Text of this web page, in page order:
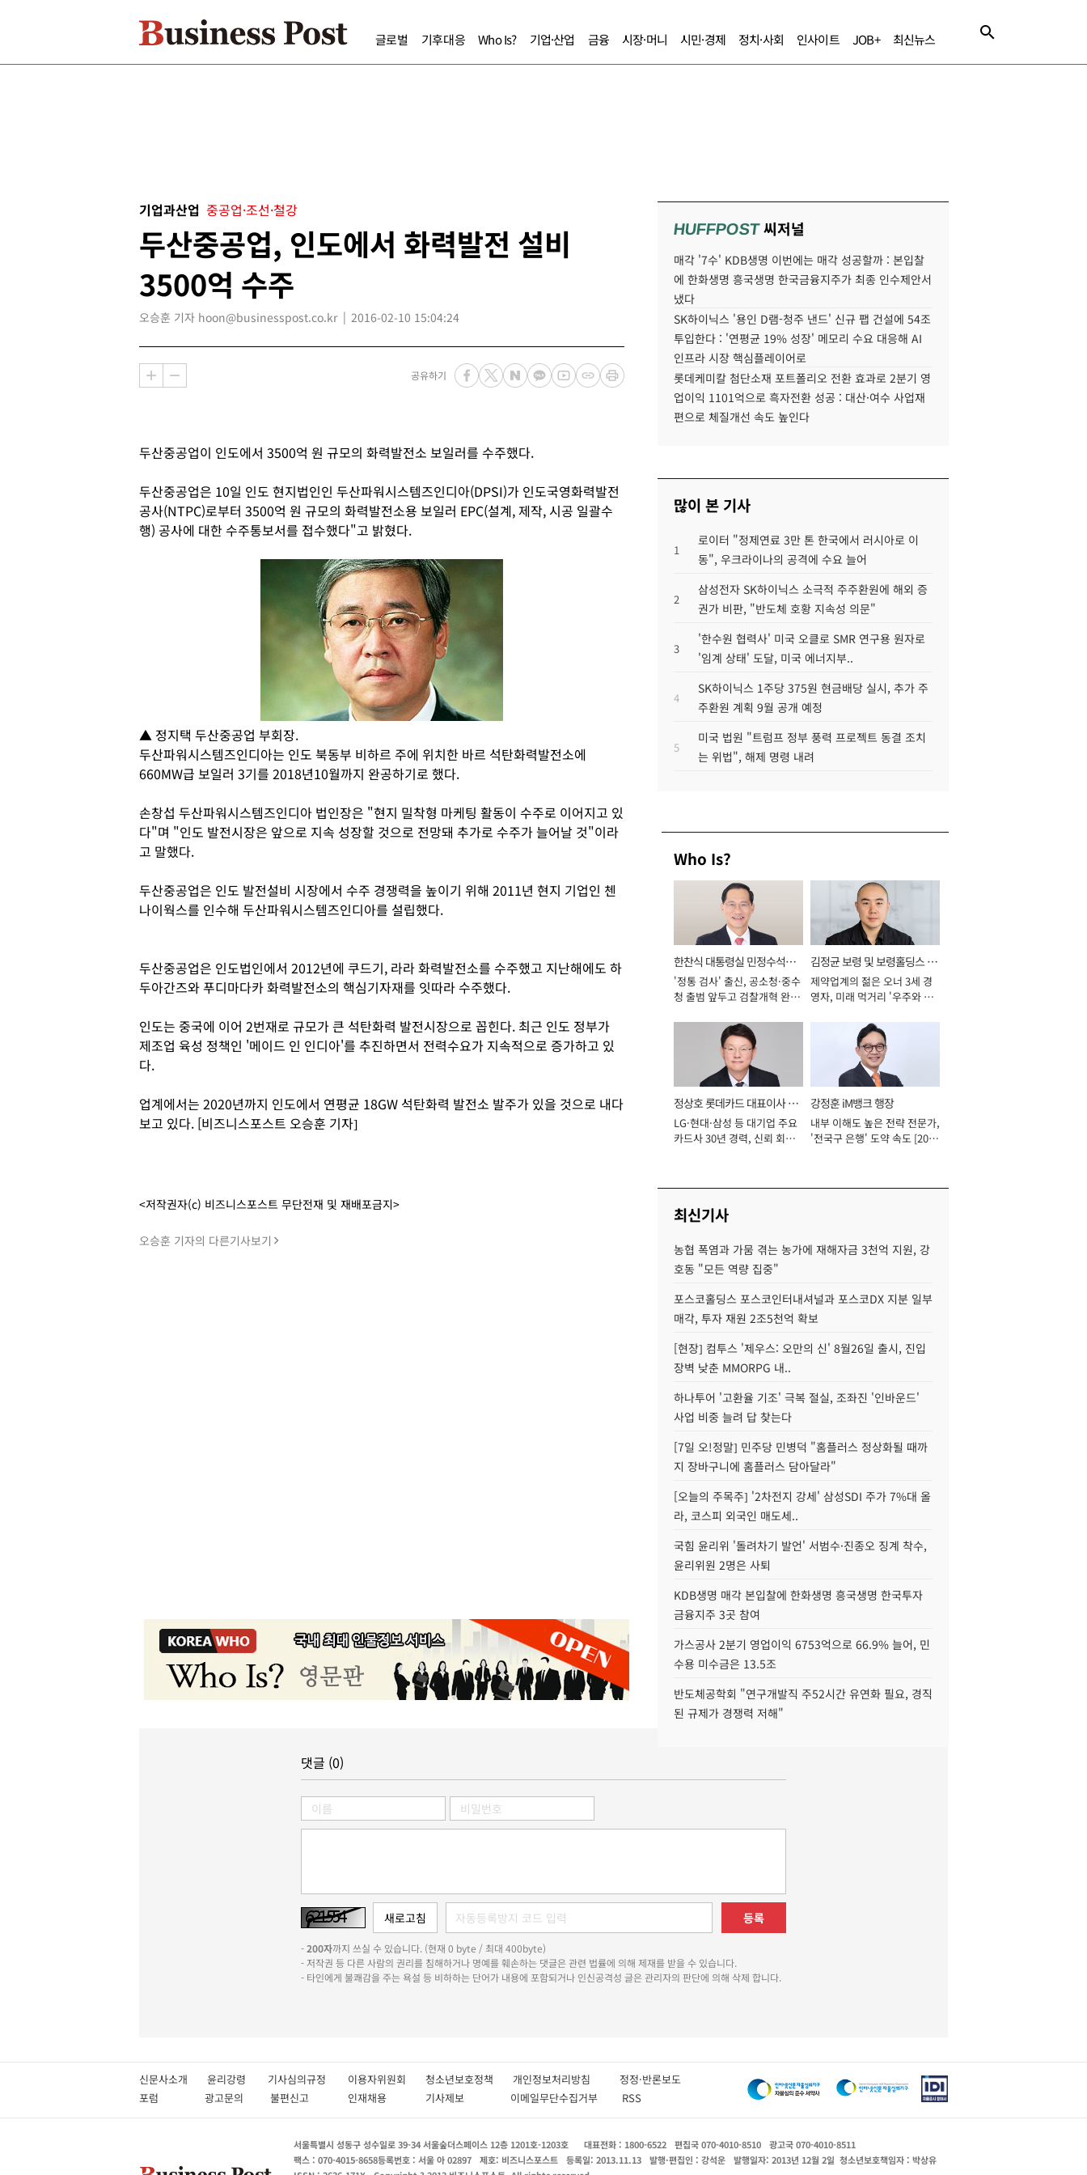
글로벌 기후대응 Who Is? 기업·산업 금융 시장·머니 시민·경제 정치·사회 인사이트 JOB+ 최신뉴스
기업과산업 중공업·조선·철강
두산중공업, 인도에서 화력발전 설비
3500억 수주
오승훈 기자 hoon@businesspost.co.kr 2016-02-10 15:04:24
공유하기
두산중공업이 인도에서 3500억 원 규모의 화력발전소 보일러를 수주했다.
두산중공업은 10일 인도 현지법인인 두산파워시스템즈인디아(DPSI)가 인도국영화력발전
공사(NTPC)로부터 3500억 원 규모의 화력발전소용 보일러 EPC(설계, 제작, 시공 일괄수
행) 공사에 대한 수주통보서를 접수했다"고 밝혔다.
▲ 정지택 두산중공업 부회장.
두산파워시스템즈인디아는 인도 북동부 비하르 주에 위치한 바르 석탄화력발전소에
660MW급 보일러 3기를 2018년10월까지 완공하기로 했다.
손창섭 두산파워시스템즈인디아 법인장은 "현지 밀착형 마케팅 활동이 수주로 이어지고 있
다"며 "인도 발전시장은 앞으로 지속 성장할 것으로 전망돼 추가로 수주가 늘어날 것"이라
고 말했다.
두산중공업은 인도 발전설비 시장에서 수주 경쟁력을 높이기 위해 2011년 현지 기업인 첸
나이웍스를 인수해 두산파워시스템즈인디아를 설립했다.
두산중공업은 인도법인에서 2012년에 쿠드기, 라라 화력발전소를 수주했고 지난해에도 하
두아간즈와 푸디마다카 화력발전소의 핵심기자재를 잇따라 수주했다.
인도는 중국에 이어 2번재로 규모가 큰 석탄화력 발전시장으로 꼽힌다. 최근 인도 정부가
제조업 육성 정책인 '메이드 인 인디아'를 추진하면서 전력수요가 지속적으로 증가하고 있
다.
업계에서는 2020년까지 인도에서 연평균 18GW 석탄화력 발전소 발주가 있을 것으로 내다
보고 있다. [비즈니스포스트 오승훈 기자]
<저작권자(c) 비즈니스포스트 무단전재 및 재배포금지>
오승훈 기자의 다른기사보기
HUFFPOST씨저널
매각 '7수' KDB생명 이번에는 매각 성공할까 : 본입찰
에 한화생명 흥국생명 한국금융지주가 최종 인수제안서
냈다
SK하이닉스 '용인 D램-청주 낸드' 신규 팹 건설에 54조
투입한다 : '연평균 19% 성장' 메모리 수요 대응해 AI
인프라 시장 핵심플레이어로
롯데케미칼 첨단소재 포트폴리오 전환 효과로 2분기 영
업이익 1101억으로 흑자전환 성공 : 대산·여수 사업재
편으로 체질개선 속도 높인다
많이 본 기사
1
로이터 "정제연료 3만 톤 한국에서 러시아로 이
동", 우크라이나의 공격에 수요 늘어
2
삼성전자 SK하이닉스 소극적 주주환원에 해외 증
권가 비판, "반도체 호황 지속성 의문"
3
'한수원 협력사' 미국 오클로 SMR 연구용 원자로
'임계 상태' 도달, 미국 에너지부..
4
SK하이닉스 1주당 375원 현금배당 실시, 추가 주
주환원 계획 9월 공개 예정
5
미국 법원 "트럼프 정부 풍력 프로젝트 동결 조치
는 위법", 해제 명령 내려
Who Is?
한찬식 대통령실 민정수석비
서관
'정통 검사' 출신, 공소청·중수
청 출범 앞두고 검찰개혁 완수
김정균 보령 및 보령홀딩스 대
표이사 사장
제약업계의 젊은 오너 3세 경
영자, 미래 먹거리 '우주와 헬
정상호 롯데카드 대표이사 사
장
LG·현대·삼성 등 대기업 주요
카드사 30년 경력, 신뢰 회복
강정훈 iM뱅크 행장
내부 이해도 높은 전략 전문가,
'전국구 은행' 도약 속도 [2026
최신기사
농협 폭염과 가뭄 겪는 농가에 재해자금 3천억 지원, 강
호동 "모든 역량 집중"
포스코홀딩스 포스코인터내셔널과 포스코DX 지분 일부
매각, 투자 재원 2조5천억 확보
[현장] 컴투스 '제우스: 오만의 신' 8월26일 출시, 진입
장벽 낮춘 MMORPG 내..
하나투어 '고환율 기조' 극복 절실, 조좌진 '인바운드'
사업 비중 늘려 답 찾는다
[7일 오!정말] 민주당 민병덕 "홈플러스 정상화될 때까
지 장바구니에 홈플러스 담아달라"
[오늘의 주목주] '2차전지 강세' 삼성SDI 주가 7%대 올
라, 코스피 외국인 매도세..
국힘 윤리위 '돌려차기 발언' 서범수·진종오 징계 착수,
윤리위원 2명은 사퇴
KDB생명 매각 본입찰에 한화생명 흥국생명 한국투자
금융지주 3곳 참여
가스공사 2분기 영업이익 6753억으로 66.9% 늘어, 민
수용 미수금은 13.5조
반도체공학회 "연구개발직 주52시간 유연화 필요, 경직
된 규제가 경쟁력 저해"
댓글 (0)
등록
-200자까지 쓰실 수 있습니다. (현재 0 byte / 최대 400byte)
- 저작권 등 다른 사람의 권리를 침해하거나 명예를 훼손하는 댓글은 관련 법률에 의해 제재를 받을 수 있습니다.
- 타인에게 불쾌감을 주는 욕설 등 비하하는 단어가 내용에 포함되거나 인신공격성 글은 관리자의 판단에 의해 삭제 합니다.
신문사소개 윤리강령 기사심의규정 이용자위원회 청소년보호정책 개인정보처리방침 정정·반론보도
포럼
광고문의 불편신고 인재채용 기사제보 이메일무단수집거부 RSS
서울특별시 성동구 성수일로 39-34 서울숲더스페이스 12층 1201호-1203호 대표전화 : 1800-6522 편집국 070-4010-8510
광고국 070-4010-8511
팩스 : 070-4015-8658등록번호 : 서울 아 02897 제호: 비즈니스포스트 등록일: 2013.11.13 발행·편집인 : 강석운 발행일자: 2013년 12월 2일 청소년보호책임자 : 박상유